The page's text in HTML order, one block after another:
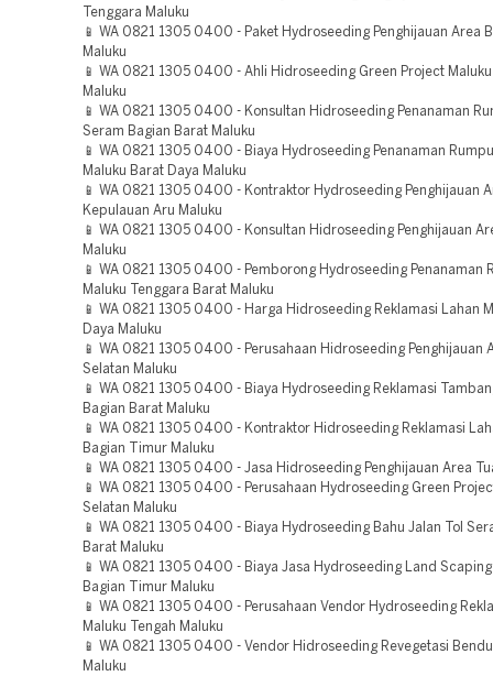
Tenggara Maluku
📱 WA 0821 1305 0400 - Paket Hydroseeding Penghijauan Area
Maluku
📱 WA 0821 1305 0400 - Ahli Hidroseeding Green Project
Maluku
📱 WA 0821 1305 0400 - Konsultan Hidroseeding Penanaman
Seram Bagian Barat Maluku
📱 WA 0821 1305 0400 - Biaya Hydroseeding Penanaman
Maluku Barat Daya Maluku
📱 WA 0821 1305 0400 - Kontraktor Hydroseeding Penghijauan
Kepulauan Aru Maluku
📱 WA 0821 1305 0400 - Konsultan Hidroseeding Penghijauan
Maluku
📱 WA 0821 1305 0400 - Pemborong Hydroseeding Penanaman
Maluku Tenggara Barat Maluku
📱 WA 0821 1305 0400 - Harga Hidroseeding Reklamasi Lahan
Daya Maluku
📱 WA 0821 1305 0400 - Perusahaan Hidroseeding Penghijauan
Selatan Maluku
📱 WA 0821 1305 0400 - Biaya Hydroseeding Reklamasi
Bagian Barat Maluku
📱 WA 0821 1305 0400 - Kontraktor Hidroseeding Reklamasi
Bagian Timur Maluku
📱 WA 0821 1305 0400 - Jasa Hidroseeding Penghijauan Area
📱 WA 0821 1305 0400 - Perusahaan Hydroseeding Green
Selatan Maluku
📱 WA 0821 1305 0400 - Biaya Hydroseeding Bahu Jalan Tol
Barat Maluku
📱 WA 0821 1305 0400 - Biaya Jasa Hydroseeding Land
Bagian Timur Maluku
📱 WA 0821 1305 0400 - Perusahaan Vendor Hydroseeding
Maluku Tengah Maluku
📱 WA 0821 1305 0400 - Vendor Hidroseeding Revegetasi
Maluku